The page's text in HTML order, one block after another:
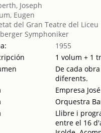
Joseph
Eugen
del Gran Teatre del Liceu
Symphoniker
1955
1 volum + 1
De cada
diferents.
Empresa
Orquestra
Llibre i
entre el 16